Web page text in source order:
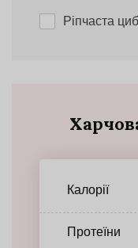
Ріпчаста
Калорії
Протеїни